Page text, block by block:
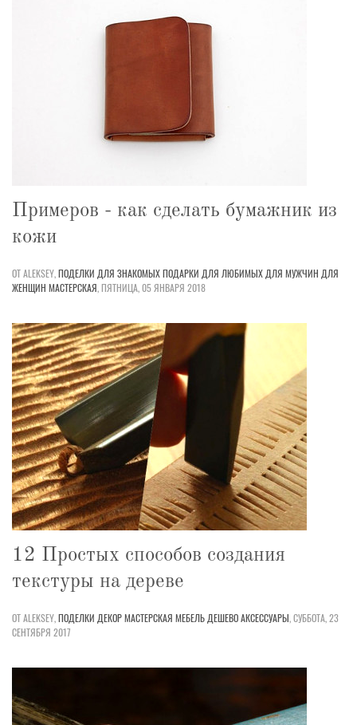
Примеров - как сделать бумажник из
кожи
ОТ ALEKSEY,ПОДЕЛКИ ДЛЯ ЗНАКОМЫХПОДАРКИ ДЛЯ ЛЮБИМЫХ ДЛЯ МУЖЧИН ДЛЯ
ЖЕНЩИН МАСТЕРСКАЯ,ПЯТНИЦА, 05 ЯНВАРЯ 2018
12 Простых способов создания
текстуры на дереве
ОТ ALEKSEY,ПОДЕЛКИ ДЕКОРМАСТЕРСКАЯ МЕБЕЛЬ ДЕШЕВОАКСЕССУАРЫ,СУББОТА, 23
СЕНТЯБРЯ 2017